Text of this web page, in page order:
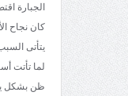
الجبارة
كان نجاح
يتأتى
لما تأتت
ظن بشكل